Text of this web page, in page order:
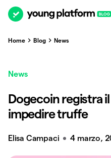
Home Blog News
News
Dogecoin registra
impedire truffe
Elisa Campaci 4 marzo,